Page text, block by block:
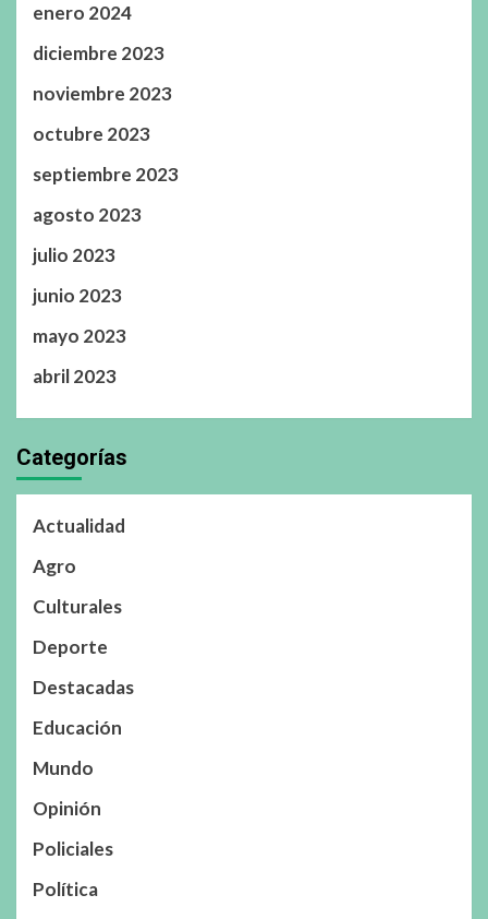
enero 2024
diciembre 2023
noviembre 2023
octubre 2023
septiembre 2023
agosto 2023
julio 2023
junio 2023
mayo 2023
abril 2023
Categorías
Actualidad
Agro
Culturales
Deporte
Destacadas
Educación
Mundo
Opinión
Policiales
Política